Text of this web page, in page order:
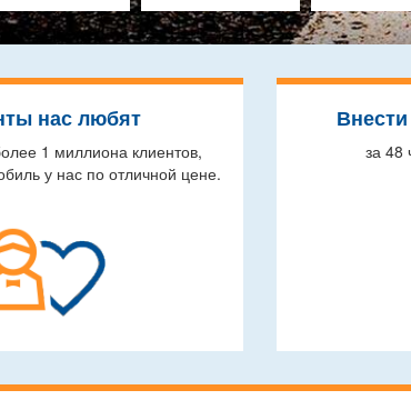
нас любят
1 миллиона клиентов,
у нас по отличной цене.
за 48